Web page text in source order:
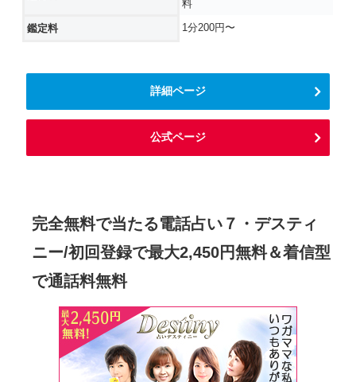
料
鑑定料 1分200円〜
詳細ページ
公式ページ
完全無料で当たる電話占い７・デスティ
ニー/初回登録で最大2,450円無料＆着信型
で通話料無料